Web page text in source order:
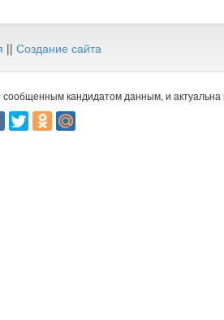
|| Создание сайта
кандидатом данным, и